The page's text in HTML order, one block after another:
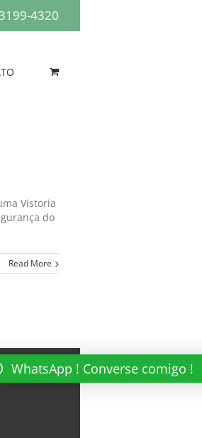
4320
Vistoria
do
Read More
WhatsApp ! Converse comigo !